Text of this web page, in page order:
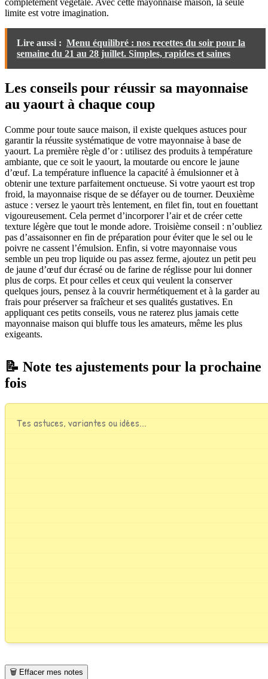
limite est votre imagination.
Lire aussi : Menu équilibré : nos recettes du soir pour la
semaine du 21 au 28 juillet. Simples, rapides et saines
Les conseils pour réussir sa mayonnaise
au yaourt à chaque coup
Comme pour toute sauce maison, il existe quelques astuces pour
garantir la réussite systématique de votre mayonnaise à base de
yaourt. La première règle d’or : utilisez des produits à température
ambiante, que ce soit le yaourt, la moutarde ou encore le jaune
d’œuf. La température influence la capacité à émulsionner et à
obtenir une texture parfaitement onctueuse. Si votre yaourt est trop
froid, la mayonnaise risque de se défayer ou de tourner. Deuxième
astuce : versez le yaourt très lentement, en filet fin, tout en fouettant
vigoureusement. Cela permet d’incorporer l’air et de créer cette
texture légère que tout le monde adore. Troisième conseil : n’oubliez
pas d’assaisonner en fin de préparation pour éviter que le sel ou le
poivre ne cassent l’émulsion. Enfin, si votre mayonnaise vous
semble un peu trop liquide ou pas assez ferme, ajoutez un petit peu
de jaune d’œuf dur écrasé ou de farine de réglisse pour lui donner
plus de corps. Et pour celles et ceux qui veulent la conserver
quelques jours, pensez à la couvrir hermétiquement et à la garder au
frais pour préserver sa fraîcheur et ses qualités gustatives. En
appliquant ces petits conseils, vous ne raterez plus jamais cette
mayonnaise maison qui bluffe tous les amateurs, même les plus
exigeants.
📝 Note tes ajustements pour la prochaine
fois
🗑️ Effacer mes notes